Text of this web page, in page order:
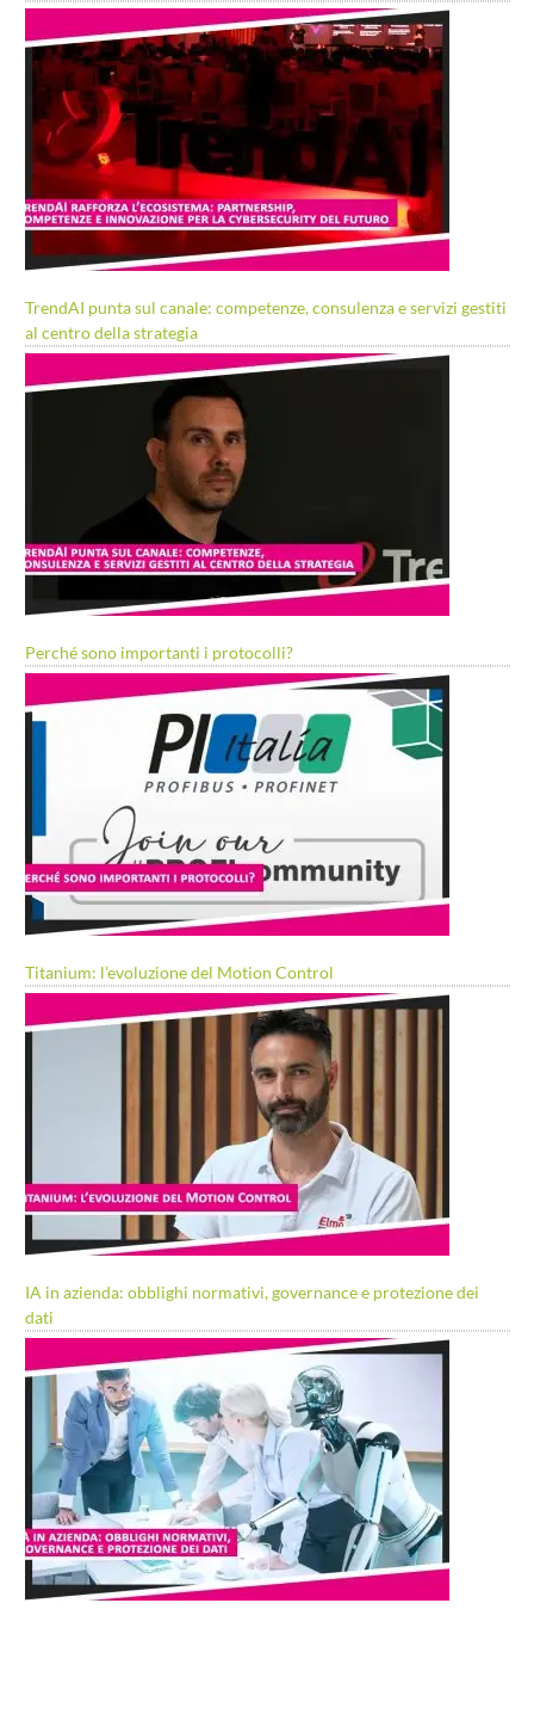
TrendAI punta sul canale: competenze, consulenza e servizi gestiti
al centro della strategia
Perché sono importanti i protocolli?
Titanium: l’evoluzione del Motion Control
IA in azienda: obblighi normativi, governance e protezione dei
dati